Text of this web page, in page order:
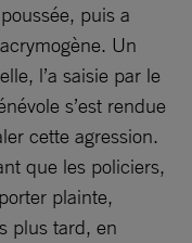
puis a
Un
l’a saisie par le
s’est rendue
cette agression.
que les policiers,
plainte,
plus tard, en